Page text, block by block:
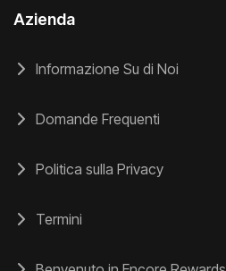
Azienda
Informazione Su di Noi
Domande Frequenti
Politica sulla Privacy
Termini